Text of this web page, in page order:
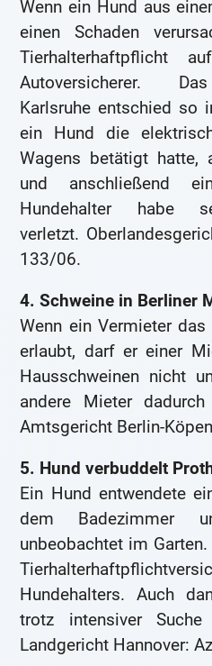
Wenn ein Hund aus
einen Schaden
Tierhalterhaftpflicht
Autoversicherer.
Karlsruhe entschied so
ein Hund die
Wagens betätigt hatte,
und anschließend
Hundehalter habe
verletzt.
133/06.
4. Schweine in Berliner
Wenn ein Vermieter
erlaubt, darf er einer
Hausschweinen nicht
andere Mieter
Amtsgericht Berlin-
5. Hund verbuddelt
Ein Hund entwendete
dem Badezimmer
unbeobachtet im
Hundehalters. Auch
trotz intensiver
Landgericht Hannover: